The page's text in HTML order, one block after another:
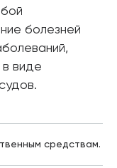
болезней
виде
средствам.